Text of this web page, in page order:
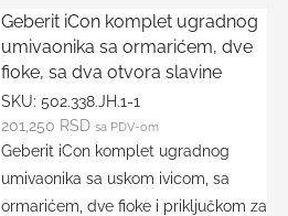
Geberit iCon komplet ugradnog
umivaonika sa ormarićem, dve
fioke, sa dva otvora slavine
SKU: 502.338.JH.1-1
201,250 RSD sa PDV-om
Geberit iCon komplet ugradnog
umivaonika sa uskom ivicom, sa
ormarićem, dve fioke i priključkom za